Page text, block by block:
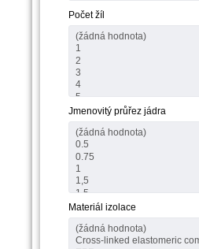
Počet žíl
Jmenovitý průřez jádra
Materiál izolace